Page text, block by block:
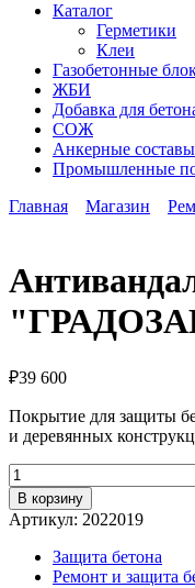
Каталог
Герметики
Клеи
Газобетонные
ЖБИ
Добавка для
СОЖ
Анкерные составы
Промышленные
Главная
Магазин
₽39 600
Покрытие для защиты
и деревянных
Количество
товара
Антивандальное
покрытие
"ГРАДОЗАЩИТНИК"
В корзину
Артикул: 2022019
Защита бетона
Ремонт и защита